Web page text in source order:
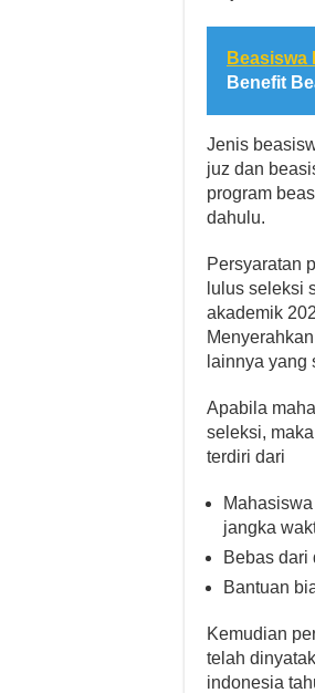
Beasiswa
Benefit
Jenis
juz dan
program
dahulu.
Persyaratan
lulus seleksi
akademik
lainnya yang
Apabila
seleksi,
terdiri dari
jangka
Bebas dari
Bantuan
Kemudian
telah
indonesia